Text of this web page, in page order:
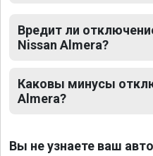
Вредит ли
Nissan Almera?
Каковы минусы
Almera?
Вы не узнаете ваш